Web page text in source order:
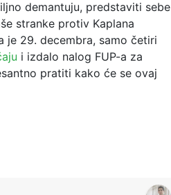
demantuju, predstaviti sebe
stranke protiv Kaplana
je 29. decembra, samo četiri
i izdalo nalog FUP-a za
pratiti kako će se ovaj